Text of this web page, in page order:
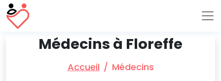
Médecins à Floreffe
Accueil Médecins